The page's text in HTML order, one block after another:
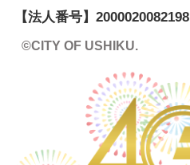
【法人番号】 2000020082198
©CITY OF USHIKU.